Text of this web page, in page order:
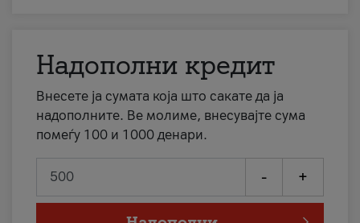
Надополни кредит
Внесете ја сумата која што сакате да ја
надополните. Ве молиме, внесувајте сума
помеѓу 100 и 1000 денари.
- +